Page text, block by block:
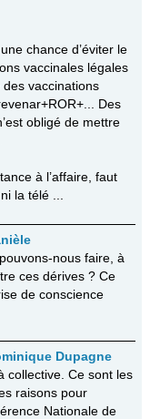
chance d’éviter le
vaccinales légales
des vaccinations
Des
obligé de mettre
à l’affaire, faut
la télé ...
nous faire, à
ces dérives ? Ce
de conscience
Dupagne
collective. Ce sont les
raisons pour
Nationale de